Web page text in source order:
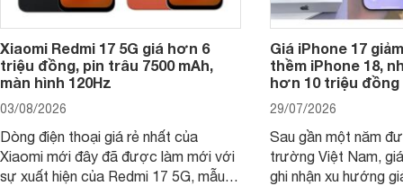
Xiaomi Redmi 17 5G giá hơn 6
triệu đồng, pin trâu 7500 mAh,
màn hình 120Hz
03/08/2026
Dòng điện thoại giá rẻ nhất của
Xiaomi mới đây đã được làm mới với
sự xuất hiện của Redmi 17 5G, mẫu
Giá iPhone 17
thềm iPhone 18,
hơn 10 triệu đồng
29/07/2026
Sau gần một năm
trường Việt Nam,
ghi nhận xu hướng